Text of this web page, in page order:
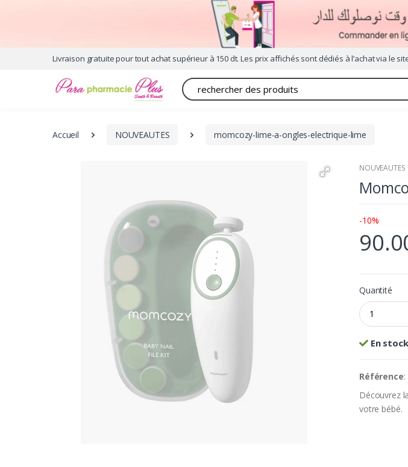
Livraison gratuite pour tout achat supérieur à 150 dt. Les prix affichés sont dédiés à l’achat via le
Recherche
Accueil NOUVEAUTES momcozy-lime-a-ongles-electrique-lime
NOUVEAUTES
-10%
Quantité
En stock
Référence
Découvrez
votre bébé.